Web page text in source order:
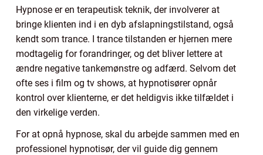
Hypnose er en terapeutisk teknik, der involverer at
bringe klienten ind i en dyb afslapningstilstand, også
kendt som trance. I trance tilstanden er hjernen mere
modtagelig for forandringer, og det bliver lettere at
ændre negative tankemønstre og adfærd. Selvom det
ofte ses i film og tv shows, at hypnotisører opnår
kontrol over klienterne, er det heldigvis ikke tilfældet i
den virkelige verden.
For at opnå hypnose, skal du arbejde sammen med en
professionel hypnotisør, der vil guide dig gennem